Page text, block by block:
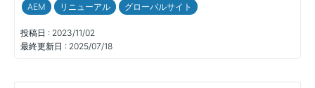
AEM リニューアル グローバルサイト
投稿日 : 2023/11/02
最終更新日 : 2025/07/18